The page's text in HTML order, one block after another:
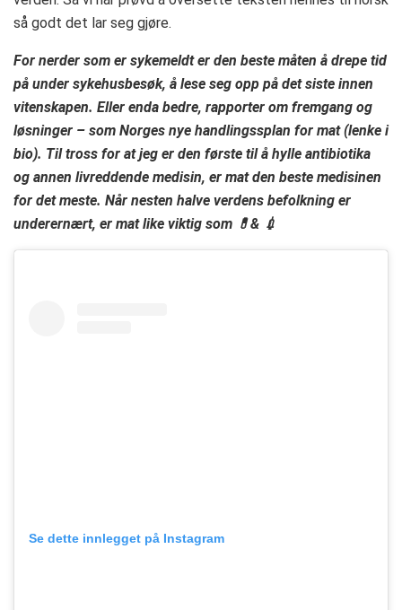
så godt det lar seg gjøre.
For nerder som er sykemeldt er den beste måten å drepe tid
på under sykehusbesøk, å lese seg opp på det siste innen
vitenskapen. Eller enda bedre, rapporter om fremgang og
løsninger – som Norges nye handlingssplan for mat (lenke i
bio). Til tross for at jeg er den første til å hylle antibiotika
og annen livreddende medisin, er mat den beste medisinen
for det meste. Når nesten halve verdens befolkning er
underernært, er mat like viktig som 💊& 💉
Se dette innlegget på Instagram